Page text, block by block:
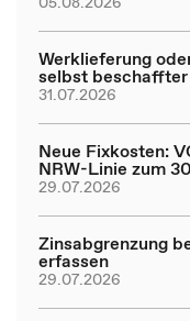
Werklieferung
selbst
31.07.2026
Neue Fixkosten:
NRW-Linie zum
29.07.2026
Zinsabgrenzung
erfassen
29.07.2026